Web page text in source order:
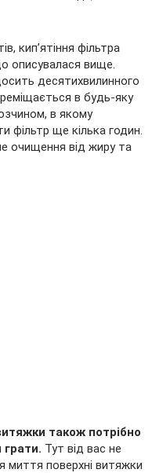
кип’ятіння фільтра
описувалася вище.
десятихвилинного
в будь-яку
в якому
фільтр ще кілька годин.
очищення від жиру та
також потрібно
грати. Тут від вас не
миття поверхні витяжки